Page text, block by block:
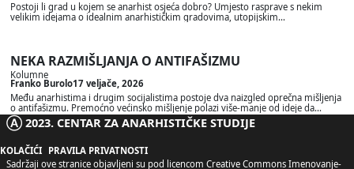
Postoji li grad u kojem se anarhist osjeća dobro? Umjesto rasprave s nekim
velikim idejama o idealnim anarhističkim gradovima, utopijskim…
NEKA RAZMIŠLJANJA O ANTIFAŠIZMU
Kolumne
Franko Burolo17 veljače, 2026
Među anarhistima i drugim socijalistima postoje dva naizgled oprečna mišljenja
o antifašizmu. Premoćno većinsko mišljenje polazi više-manje od ideje da…
Ⓐ 2023. CENTAR ZA ANARHISTIČKE STUDIJE
KOLAČIĆI PRAVILA PRIVATNOSTI
Sadržaji ove stranice objavljeni su pod licencom Creative Commons Imenovanje-